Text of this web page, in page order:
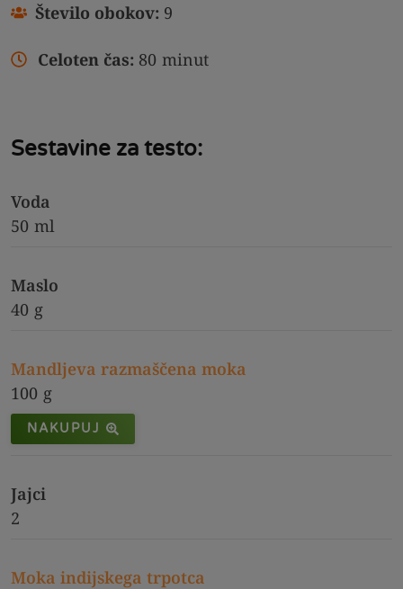
Število obokov: 9
Celoten čas: 80 minut
Sestavine za testo:
Voda
50 ml
Maslo
40 g
Mandljeva razmaščena moka
100 g
NAKUPUJ
Jajci
2
Moka indijskega trpotca